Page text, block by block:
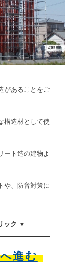
があることをご
構造材として使
ート造の建物よ
や、防音対策に
ック ▼
進む